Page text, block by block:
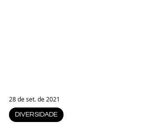
DIVERSIDADE
28 de set. de 2021